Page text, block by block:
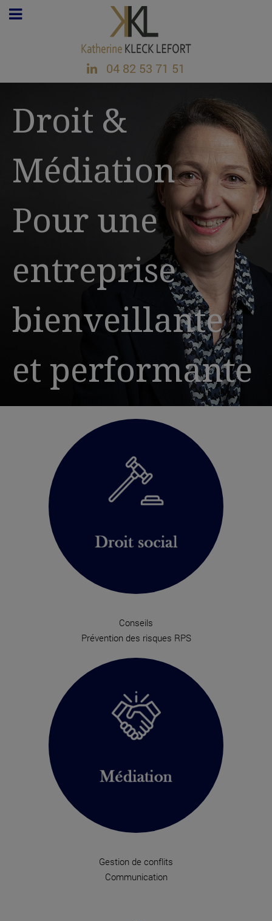
04 82 53 71 51
Droit &
Médiation
Pour une
entreprise
bienveillante
et performante
Conseils
Prévention des risques RPS
Gestion de conflits
Communication